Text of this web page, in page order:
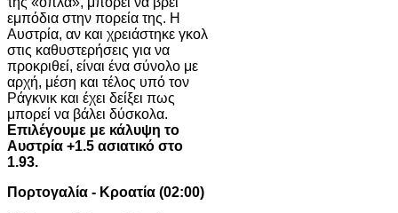
εμπόδια στην πορεία της. Η
Αυστρία, αν και χρειάστηκε γκολ
στις καθυστερήσεις για να
προκριθεί, είναι ένα σύνολο με
αρχή, μέση και τέλος υπό τον
Ράγκνικ και έχει δείξει πως
μπορεί να βάλει δύσκολα.
Επιλέγουμε με κάλυψη το
Αυστρία +1.5 ασιατικό στο
1.93.
Πορτογαλία - Κροατία (02:00)